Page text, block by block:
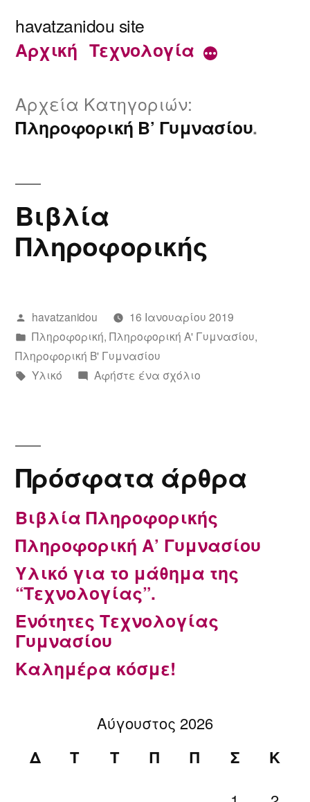
στο
περιεχόμενο
havatzanidou site
Αρχική Τεχνολογία Περισσότερα
Αρχεία Κατηγοριών:
Πληροφορική Β’ Γυμνασίου
Βιβλία
Πληροφορικής
Συντάχθηκε
από
havatzanidou
16 Ιανουαρίου 2019
Αναρτήθηκε
σε
Πληροφορική, Πληροφορική Α' Γυμνασίου,
Πληροφορική Β' Γυμνασίου
Ετικέτες:
Υλικό Αφήστε ένα σχόλιογια
Πρόσφατα άρθρα
Βιβλία Πληροφορικής
Πληροφορική Α’ Γυμνασίου
Υλικό για το μάθημα της
“Τεχνολογίας”.
Ενότητες Τεχνολογίας
Γυμνασίου
Καλημέρα κόσμε!
Αύγουστος 2026
Δ Τ Τ Π Π Σ Κ